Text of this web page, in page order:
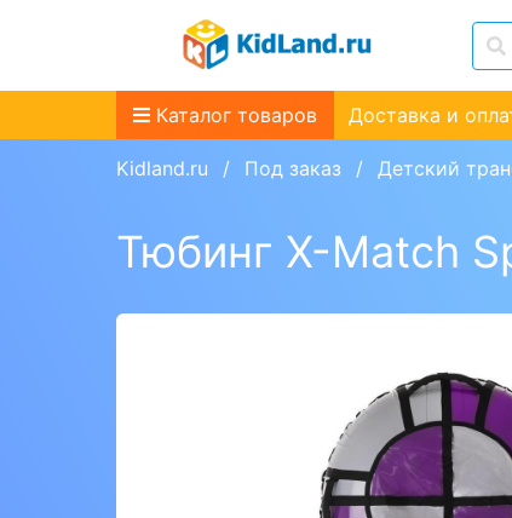
Каталог товаров Доставка и
Kidland.ru Под заказ Детский
Тюбинг X-Match